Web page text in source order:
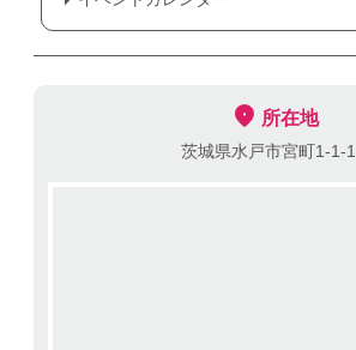
所在地
茨城県水戸市宮町1-1-1